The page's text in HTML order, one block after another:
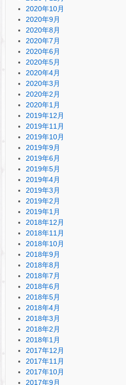
2020年10月
2020年9月
2020年8月
2020年7月
2020年6月
2020年5月
2020年4月
2020年3月
2020年2月
2020年1月
2019年12月
2019年11月
2019年10月
2019年9月
2019年6月
2019年5月
2019年4月
2019年3月
2019年2月
2019年1月
2018年12月
2018年11月
2018年10月
2018年9月
2018年8月
2018年7月
2018年6月
2018年5月
2018年4月
2018年3月
2018年2月
2018年1月
2017年12月
2017年11月
2017年10月
2017年9月